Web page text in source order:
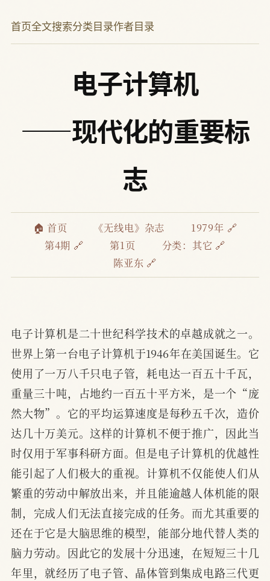
首页全文搜索分类目录作者目录
电子计算机
——现代化的重要标
志
🏠 首页 《无线电》杂志
1979年 🔗
第4期 🔗
第1页 分类： 其它 🔗
陈亚东 🔗
电子计算机是二十世纪科学技术的卓越成就之一。
世界上第一台电子计算机于1946年在美国诞生。它
使用了一万八千只电子管，耗电达一百五十千瓦，
重量三十吨，占地约一百五十平方米，是一个“庞
然大物”。它的平均运算速度是每秒五千次，造价
达几十万美元。这样的计算机不便于推广，因此当
时仅用于军事科研方面。但是电子计算机的优越性
能引起了人们极大的重视。计算机不仅能使人们从
繁重的劳动中解放出来，并且能逾越人体机能的限
制，完成人们无法直接完成的任务。而尤其重要的
还在于它是大脑思维的模型，能部分地代替人类的
脑力劳动。因此它的发展十分迅速，在短短三十几
年里，就经历了电子管、晶体管到集成电路三代更